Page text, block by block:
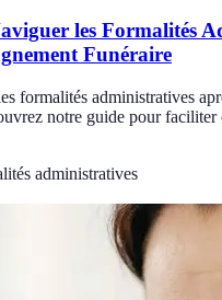
les Formalités
Funéraire
formalités administratives
notre guide pour faciliter
administratives